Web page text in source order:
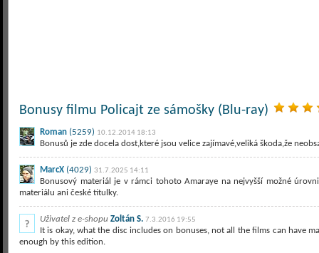
Bonusy filmu Policajt ze sámošky (Blu-ray)
Roman (5259) 10.12.2014 18:13
Bonusů je zde docela dost,které jsou velice zajímavé,veliká škoda,že
MarcX (4029) 31.7.2025 14:11
Bonusový materiál je v rámci tohoto Amaraye na nejvyšší možné
materiálu ani české titulky.
Uživatel z e-shopu Zoltán S. 7.3.2016 19:55
It is okay, what the disc includes on bonuses, not all the films can have
enough by this edition.